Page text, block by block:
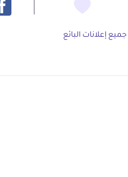
جميع إعلانات البائع